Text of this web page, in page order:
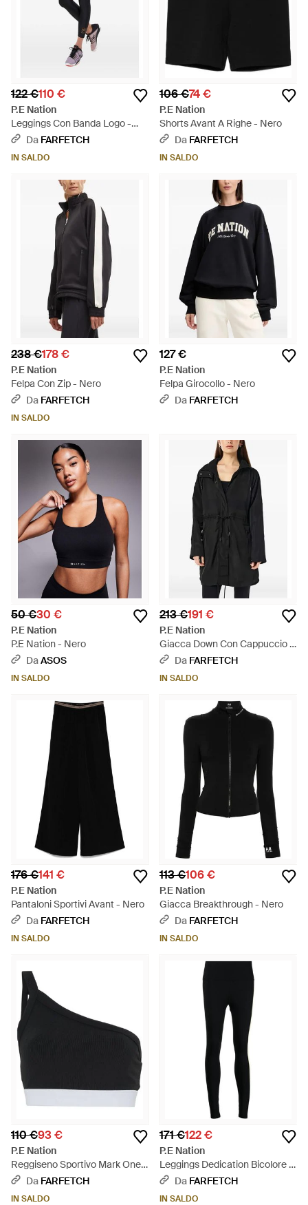
122 €110 €
P.E Nation
Leggings Con Banda Logo -
NeroDa FARFETCH
IN SALDO
106 €74 €
P.E Nation
Shorts Avant A Righe - Nero
Da FARFETCH
IN SALDO
238 €178 €
P.E Nation
Felpa Con Zip - Nero
Da FARFETCH
IN SALDO
127 €
P.E Nation
Felpa Girocollo - Nero
Da FARFETCH
50 €30 €
P.E Nation
P.E Nation - Nero
DaASOS
IN SALDO
213 €191 €
P.E Nation
Giacca Down Con Cappuccio -
NeroDa FARFETCH
IN SALDO
176 €141 €
P.E Nation
Pantaloni Sportivi Avant - Nero
Da FARFETCH
IN SALDO
113 €106 €
P.E Nation
Giacca Breakthrough - Nero
Da FARFETCH
IN SALDO
110 €93 €
P.E Nation
Reggiseno Sportivo Mark One
Monospalla - Nero
Da FARFETCH
IN SALDO
171 €122 €
P.E Nation
Leggings Dedication Bicolore -
NeroDa FARFETCH
IN SALDO